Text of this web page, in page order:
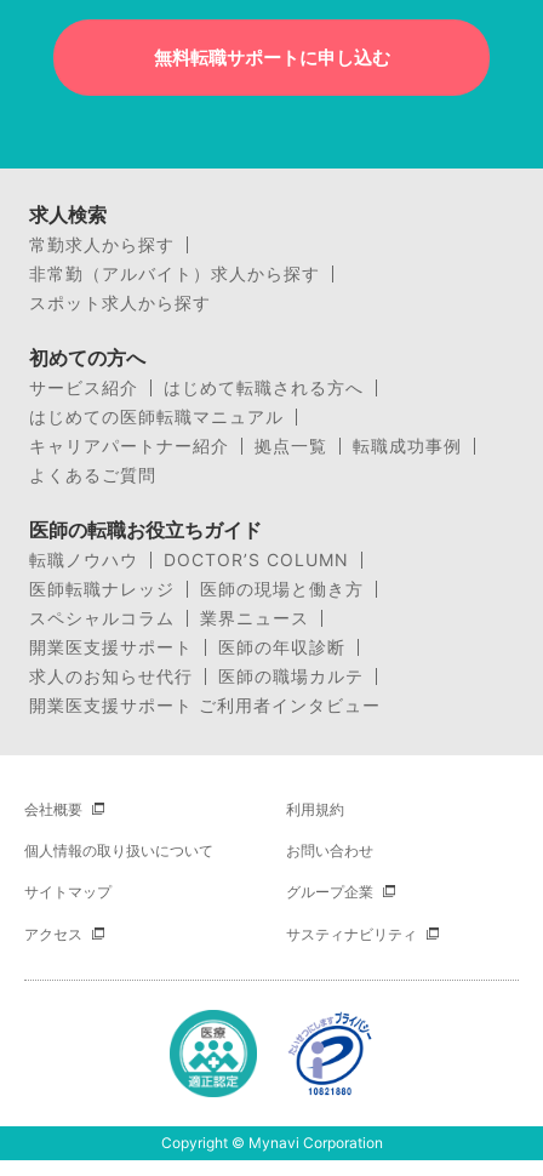
無料転職サポートに申し込む
求人検索
常勤求人から探す
非常勤（アルバイト）求人から探す
スポット求人から探す
初めての方へ
サービス紹介
はじめて転職される方へ
はじめての医師転職マニュアル
キャリアパートナー紹介
拠点一覧
転職成功事例
よくあるご質問
医師の転職お役立ちガイド
転職ノウハウ
DOCTOR’S COLUMN
医師転職ナレッジ
医師の現場と働き方
スペシャルコラム
業界ニュース
開業医支援サポート
医師の年収診断
求人のお知らせ代行
医師の職場カルテ
開業医支援サポート ご利用者インタビュー
会社概要 利用規約
個人情報の取り扱いについて お問い合わせ
サイトマップ グループ企業
アクセス サスティナビリティ
Copyright © Mynavi Corporation